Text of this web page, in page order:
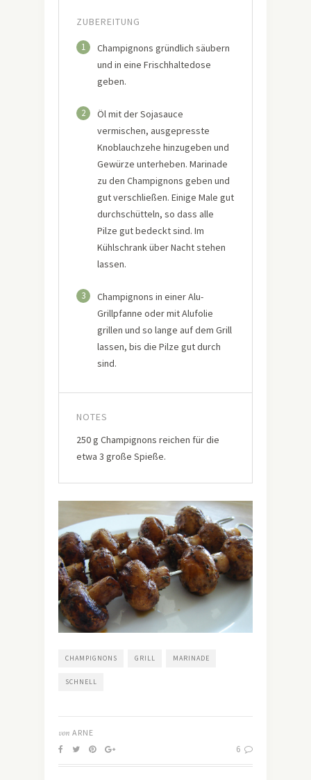
ZUBEREITUNG
1
Champignons gründlich säubern
und in eine Frischhaltedose
geben.
2
Öl mit der Sojasauce
vermischen, ausgepresste
Knoblauchzehe hinzugeben und
Gewürze unterheben. Marinade
zu den Champignons geben und
gut verschließen. Einige Male gut
durchschütteln, so dass alle
Pilze gut bedeckt sind. Im
Kühlschrank über Nacht stehen
lassen.
3
Champignons in einer Alu-
Grillpfanne oder mit Alufolie
grillen und so lange auf dem Grill
lassen, bis die Pilze gut durch
sind.
NOTES
250 g Champignons reichen für die
etwa 3 große Spieße.
CHAMPIGNONS GRILL MARINADE
SCHNELL
von ARNE
6